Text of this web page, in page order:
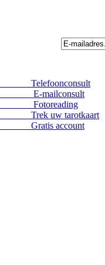
Telefoonconsult
E-mailconsult
Fotoreading
Trek uw tarotkaart
Gratis account